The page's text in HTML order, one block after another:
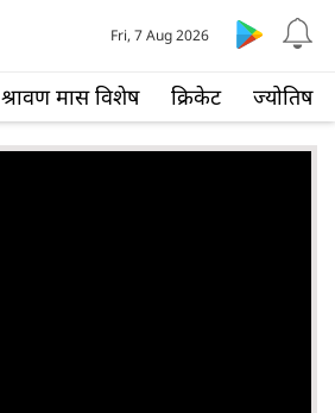
श्रावण मास विशेष क्रिकेट ज्योतिष
Fri, 7 Aug 2026